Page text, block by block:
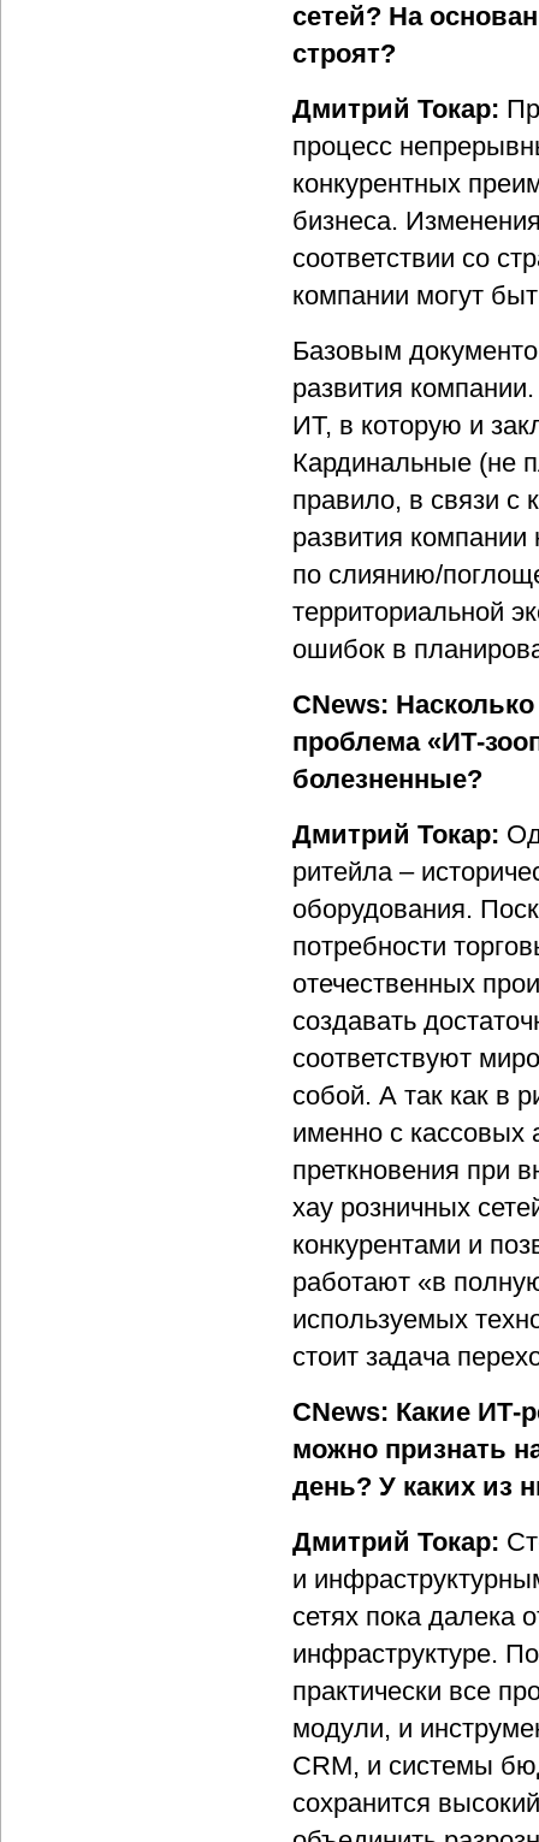
сетей? На
строят?
Дмитрий Токар:
процесс
конкурентных
бизнеса.
соответствии со
компании могут
Базовым
развития
ИТ, в которую и
Кардинальные (не
правило, в связи с
развития
по слиянию/
территориальной
ошибок в
CNews:
проблема «ИТ-
болезненные?
Дмитрий Токар:
ритейла –
оборудования.
потребности
отечественных
создавать
соответствуют
собой. А так как в
именно с кассовых
преткновения при
хау розничных
конкурентами и
работают «в
используемых
стоит задача
CNews: Какие ИТ-
можно признать
день? У каких из
Дмитрий Токар:
и
сетях пока далека
инфраструктуре.
практически все
модули, и
CRM, и системы
сохранится